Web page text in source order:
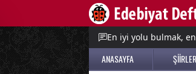
En iyi yolu bulmak,
ANASAYFA ŞİİRLER
menu